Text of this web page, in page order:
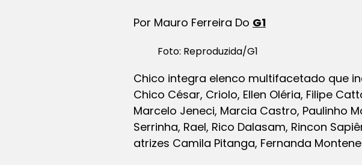
Por Mauro Ferreira Do G1
Foto: Reproduzida/G1
Chico integra elenco multifacetado que
Chico César, Criolo, Ellen Oléria, Filipe
Marcelo Jeneci, Marcia Castro, Paulinho
Serrinha, Rael, Rico Dalasam, Rincon
atrizes Camila Pitanga, Fernanda